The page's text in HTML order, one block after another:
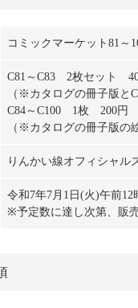
コミックマーケット81～
C81～C83 2枚セット
（※カタログの冊子版と
C84～C100 1枚 200円
（※カタログの冊子版の
りんかい線オフィシャル
令和7年7月1日(火)午前
※予定数に達し次第、販